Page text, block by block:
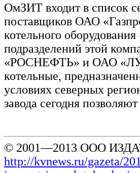
ОмЗИТ входит в список
поставщиков ОАО
котельного
подразделений этой
«РОСНЕФТЬ» и ОАО
котельные,
условиях северных
завода сегодня
© 2001—2013 ООО
http://kvnews.ru/gazeta/